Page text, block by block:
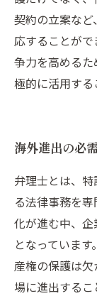
契約の立案な
応することが
争力を高める
極的に活用する
海外進出の必
弁理士とは、
る法律事務を
化が進む中、
となっていま
産権の保護は
場に進出する